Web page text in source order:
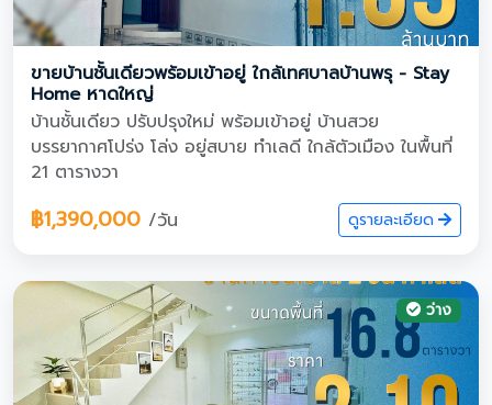
ขายบ้านชั้นเดียวพร้อมเข้าอยู่ ใกล้เทศบาลบ้านพรุ - Stay
Home หาดใหญ่
บ้านชั้นเดียว ปรับปรุงใหม่ พร้อมเข้าอยู่ บ้านสวย
บรรยากาศโปร่ง โล่ง อยู่สบาย ทำเลดี ใกล้ตัวเมือง ในพื้นที่
21 ตารางวา
฿1,390,000 /วัน ดูรายละเอียด
ว่าง